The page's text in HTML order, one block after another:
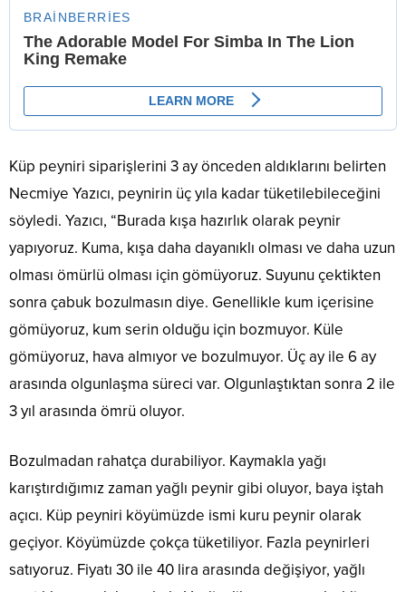
Küp peyniri siparişlerini 3 ay önceden aldıklarını belirten
Necmiye Yazıcı, peynirin üç yıla kadar tüketilebileceğini
söyledi. Yazıcı, “Burada kışa hazırlık olarak peynir
yapıyoruz. Kuma, kışa daha dayanıklı olması ve daha uzun
olması ömürlü olması için gömüyoruz. Suyunu çektikten
sonra çabuk bozulmasın diye. Genellikle kum içerisine
gömüyoruz, kum serin olduğu için bozmuyor. Küle
gömüyoruz, hava almıyor ve bozulmuyor. Üç ay ile 6 ay
arasında olgunlaşma süreci var. Olgunlaştıktan sonra 2 ile
3 yıl arasında ömrü oluyor.
Bozulmadan rahatça durabiliyor. Kaymakla yağı
karıştırdığımız zaman yağlı peynir gibi oluyor, baya iştah
açıcı. Küp peyniri köyümüzde ismi kuru peynir olarak
geçiyor. Köyümüzde çokça tüketiliyor. Fazla peynirleri
satıyoruz. Fiyatı 30 ile 40 lira arasında değişiyor, yağlı